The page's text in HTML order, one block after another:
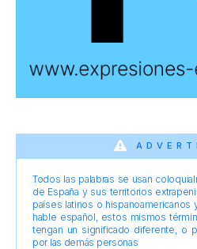
Todos las palabras se usan
de España y sus territorios
países latinos o
hable español, estos mismos
tengan un significado diferente, o
por las demás personas